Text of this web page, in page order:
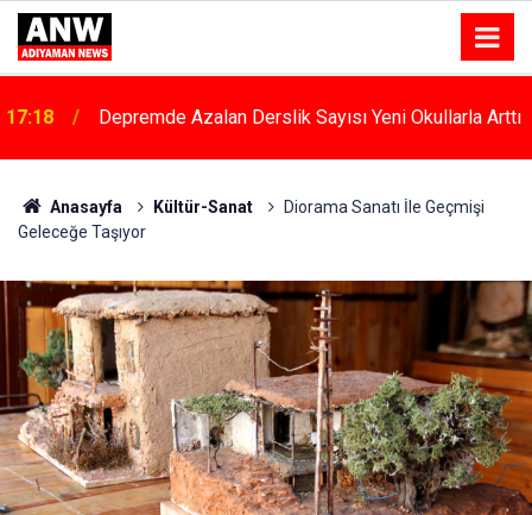
17:18 Depremde Azalan Derslik Sayısı Yeni Okullarla Arttı
Anasayfa Kültür-Sanat
Diorama Sanatı İle Geçmişi
Geleceğe Taşıyor